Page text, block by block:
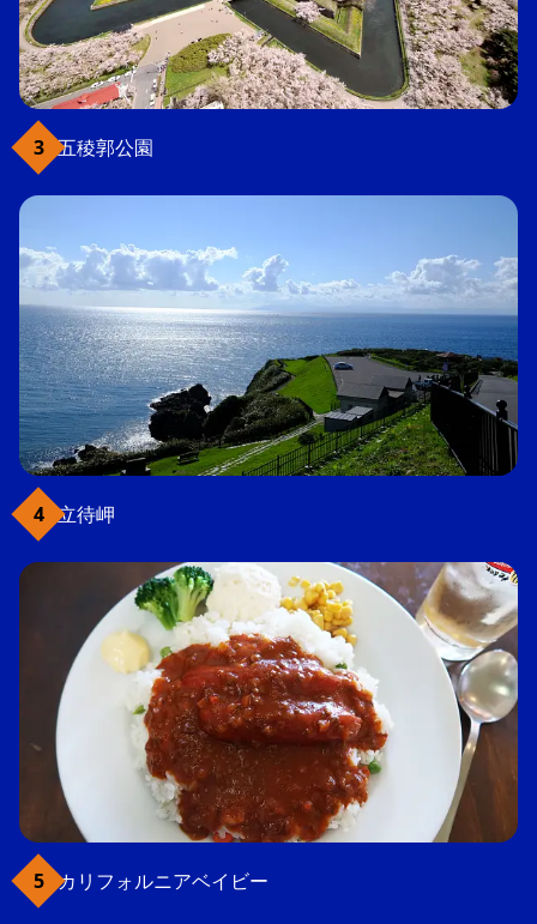
五稜郭公園
立待岬
カリフォルニアベイビー